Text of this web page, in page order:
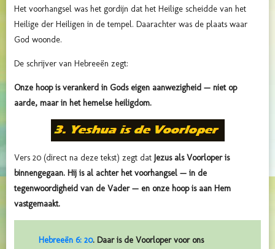
Het voorhangsel was het gordijn dat het Heilige scheidde van het
Heilige der Heiligen in de tempel. Daarachter was de plaats waar
God woonde.
De schrijver van Hebreeën zegt:
Onze hoop is verankerd in Gods eigen aanwezigheid — niet op
aarde, maar in het hemelse heiligdom.
Vers 20 (direct na deze tekst) zegt dat Jezus als Voorloper is
binnengegaan. Hij is al achter het voorhangsel — in de
tegenwoordigheid van de Vader — en onze hoop is aan Hem
vastgemaakt.
Hebreeën 6: 20. Daar is de Voorloper voor ons